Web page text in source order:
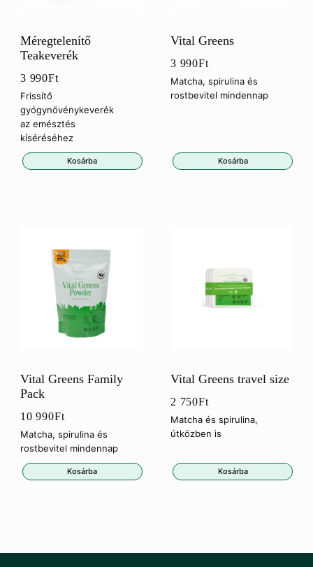
Méregtelenítő
Teakeverék
3 990Ft
Frissítő
gyógynövénykeverék
az emésztés
kíséréséhez
Kosárba
Vital Greens
3 990Ft
Matcha, spirulina és
rostbevitel mindennap
Kosárba
Vital Greens Family
Pack
10 990Ft
Matcha, spirulina és
rostbevitel mindennap
Kosárba
Vital Greens travel size
2 750Ft
Matcha és spirulina,
útközben is
Kosárba